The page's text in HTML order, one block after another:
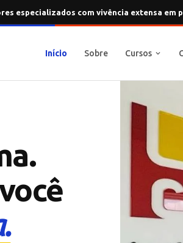
especializados com vivência extensa em
Início Sobre Cursos